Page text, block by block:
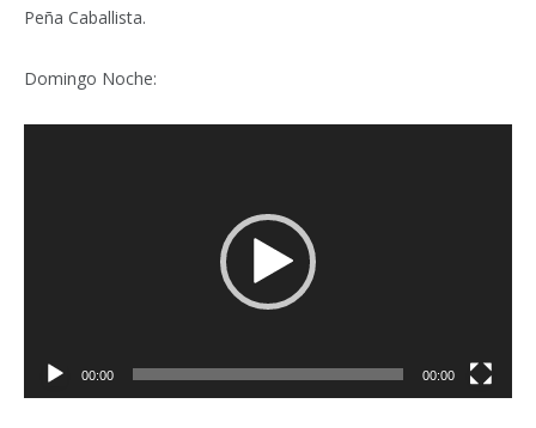
Peña Caballista.
Domingo Noche:
00:00 00:00